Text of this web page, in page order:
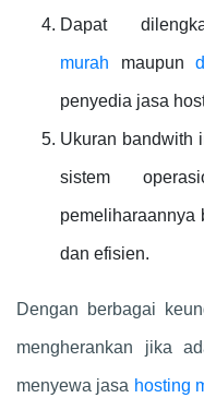
Dapat
murah maupun
penyedia jasa
Ukuran bandwith
sistem
dan efisien.
Dengan berbagai
mengherankan jika
menyewa jasa hosting